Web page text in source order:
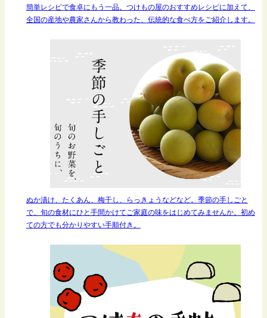
簡単レシピで食卓にもう一品。つけもの屋のおすすめレシピに加えて、
全国の産地や農家さんから教わった、伝統的な食べ方をご紹介します。
ぬか漬け、たくあん、梅干し、らっきょうなどなど。季節の手しごと
で、旬の食材にひと手間かけてご家庭の味をはじめてみませんか。初め
ての方でも分かりやすい手順付き。